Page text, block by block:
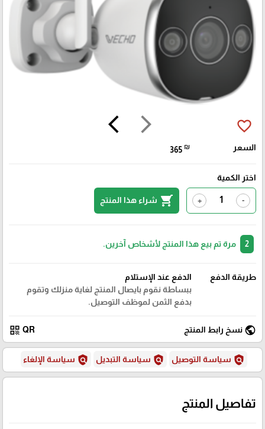
arrow_forward_ios
arrow_back_ios favorite_border
السعر 365 ₪
اختر الكمية
-
+
shopping_cart شراء هذا المنتج
مرة تم بيع هذا المنتج لأشخاص آخرين.
طريقة الدفع
الدفع عند الإستلام
ببساطة نقوم بايصال المنتج لغاية منزلك وتقوم
بدفع الثمن لموظف التوصيل.
public نسخ رابط المنتج QR
qr_code
policy سياسة التوصيل policy سياسة التبديل policy سياسة الإلغاء
تفاصيل المنتج